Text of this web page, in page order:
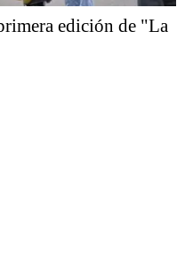
edición de "La